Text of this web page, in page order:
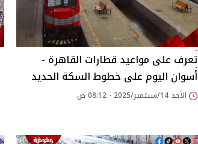
تعرف على مواعيد قطارات القاهرة -
أسوان اليوم على خطوط السكة الحديد
الأحد 14/سبتمبر/2025 - 08:12 ص